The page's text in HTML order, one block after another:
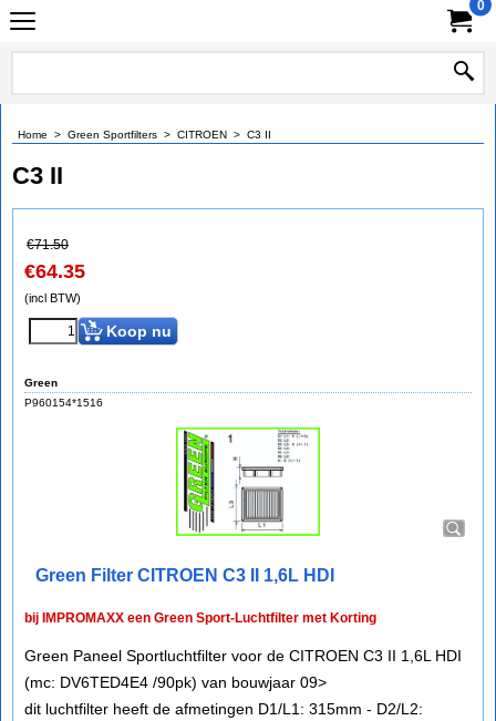
0
Home > Green Sportfilters > CITROEN > C3 II
C3 II
€71.50
€64.35
(incl BTW)
Koop nu
Green
P960154*1516
Green Filter CITROEN C3 II 1,6L HDI
bij IMPROMAXX een Green Sport-Luchtfilter met Korting
Green Paneel Sportluchtfilter voor de CITROEN C3 II 1,6L HDI
(mc: DV6TED4E4 /90pk) van bouwjaar 09>
dit luchtfilter heeft de afmetingen D1/L1: 315mm - D2/L2: